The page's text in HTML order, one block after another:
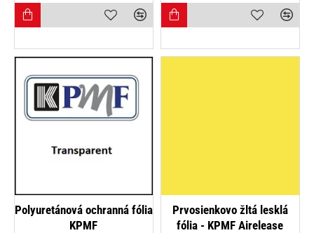
Polyuretánová ochranná fólia
KPMF
Prvosienkovo žltá lesklá
fólia - KPMF Airelease